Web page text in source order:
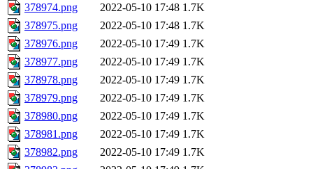
378974.png
2022-05-10 17:48 1.7K
378975.png
2022-05-10 17:48 1.7K
378976.png
2022-05-10 17:49 1.7K
378977.png
2022-05-10 17:49 1.7K
378978.png
2022-05-10 17:49 1.7K
378979.png
2022-05-10 17:49 1.7K
378980.png
2022-05-10 17:49 1.7K
378981.png
2022-05-10 17:49 1.7K
378982.png
2022-05-10 17:49 1.7K